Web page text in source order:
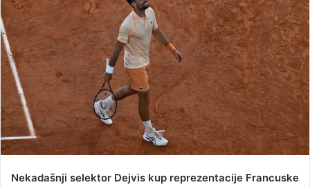
n
e
m
a
i
Nekadašnji selektor Dejvis kup reprezentacije Francuske